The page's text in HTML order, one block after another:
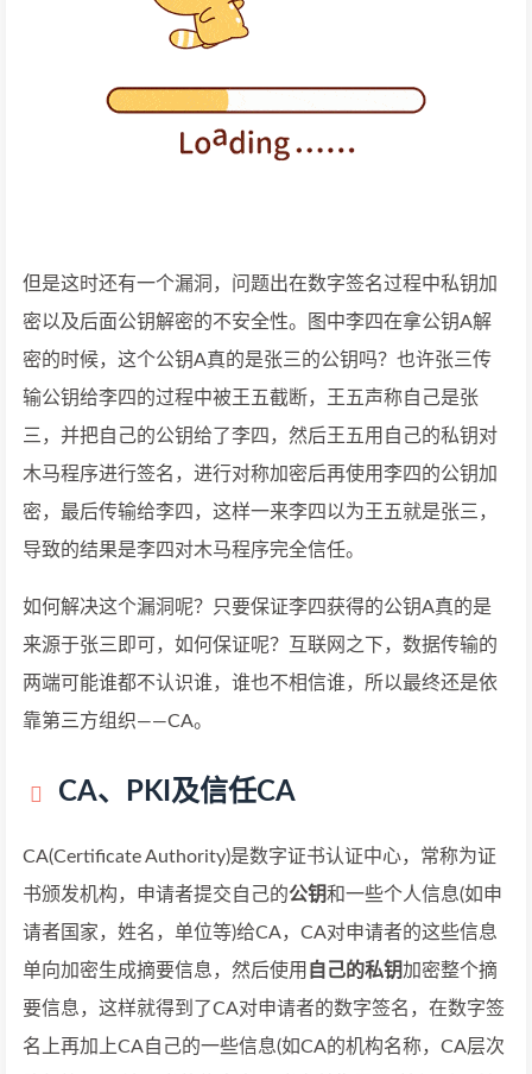
但是这时还有一个漏洞，问题出在数字签名过程中私钥加
密以及后面公钥解密的不安全性。图中李四在拿公钥A解
密的时候，这个公钥A真的是张三的公钥吗？也许张三传
输公钥给李四的过程中被王五截断，王五声称自己是张
三，并把自己的公钥给了李四，然后王五用自己的私钥对
木马程序进行签名，进行对称加密后再使用李四的公钥加
密，最后传输给李四，这样一来李四以为王五就是张三，
导致的结果是李四对木马程序完全信任。
如何解决这个漏洞呢？只要保证李四获得的公钥A真的是
来源于张三即可，如何保证呢？互联网之下，数据传输的
两端可能谁都不认识谁，谁也不相信谁，所以最终还是依
靠第三方组织——CA。
CA、PKI及信任CA
CA(Certificate Authority)是数字证书认证中心，常称为证
书颁发机构，申请者提交自己的公钥和一些个人信息(如申
请者国家，姓名，单位等)给CA，CA对申请者的这些信息
单向加密生成摘要信息，然后使用 自己的私钥加密整个摘
要信息，这样就得到了CA对申请者的数字签名，在数字签
名上再加上CA自己的一些信息(如CA的机构名称，CA层次